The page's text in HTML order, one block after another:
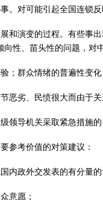
。对可能引起全国连锁
和演变的过程。有些事
性、苗头性的问题，对
；群众情绪的普遍性变
恶劣、民愤很大而由于
领导机关采取紧急措施的
参考价值的对策建议：
内政外交发表的有分量的
意愿；